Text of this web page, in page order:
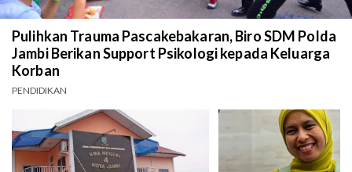
Pulihkan Trauma Pascakebakaran, Biro SDM Polda
Jambi Berikan Support Psikologi kepada Keluarga
Korban
PENDIDIKAN